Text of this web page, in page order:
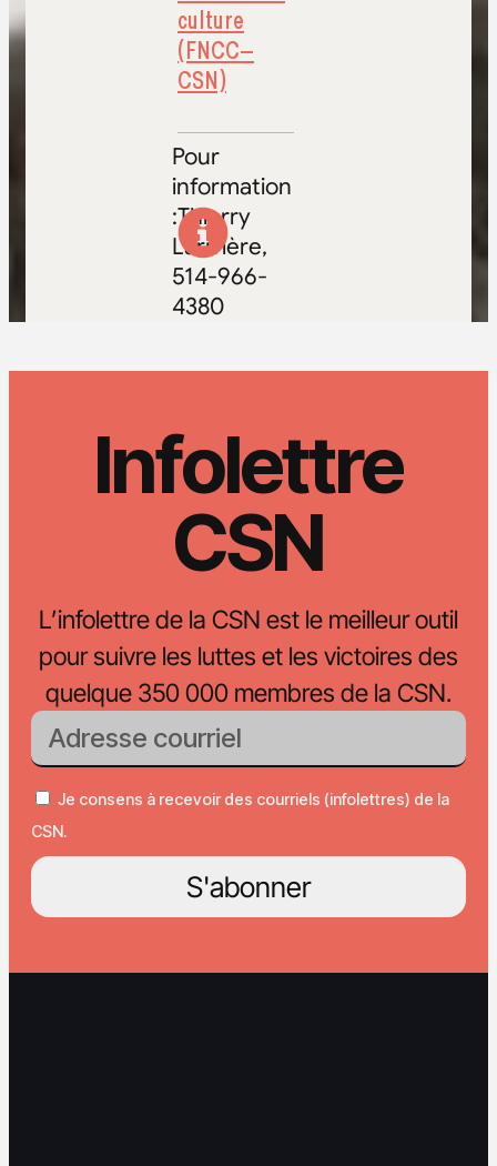
culture
(FNCC–
CSN)
Pour
information
:Thierry
Larivière,
514-966-
4380
Infolettre
CSN
L’infolettre de la CSN est le meilleur outil
pour suivre les luttes et les victoires des
quelque 350 000 membres de la CSN.
Je consens à recevoir des courriels (infolettres) de la
CSN.
S'abonner